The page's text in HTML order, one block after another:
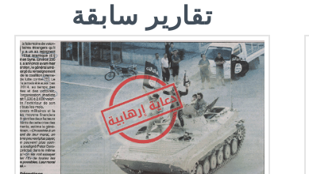
تقارير سابقة